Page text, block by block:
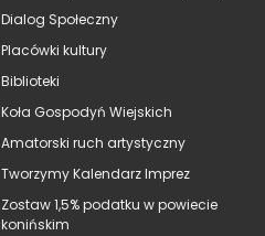
Dialog Społeczny
Placówki kultury
Biblioteki
Koła Gospodyń Wiejskich
Amatorski ruch artystyczny
Tworzymy Kalendarz Imprez
Zostaw 1,5% podatku w powiecie
konińskim